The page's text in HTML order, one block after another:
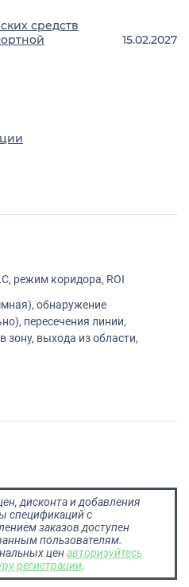
средств
15.02.2027
режим коридора, ROI
обнаружение
пересечения линии,
зону, выхода из области,
дисконта и добавления
спецификаций с
заказов доступен
пользователям.
ценавторизуйтесь
регистрации.